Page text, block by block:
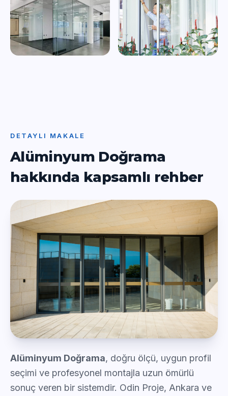
DETAYLI MAKALE
Alüminyum Doğrama
hakkında kapsamlı rehber
Alüminyum Doğrama, doğru ölçü, uygun profil
seçimi ve profesyonel montajla uzun ömürlü
sonuç veren bir sistemdir. Odin Proje, Ankara ve